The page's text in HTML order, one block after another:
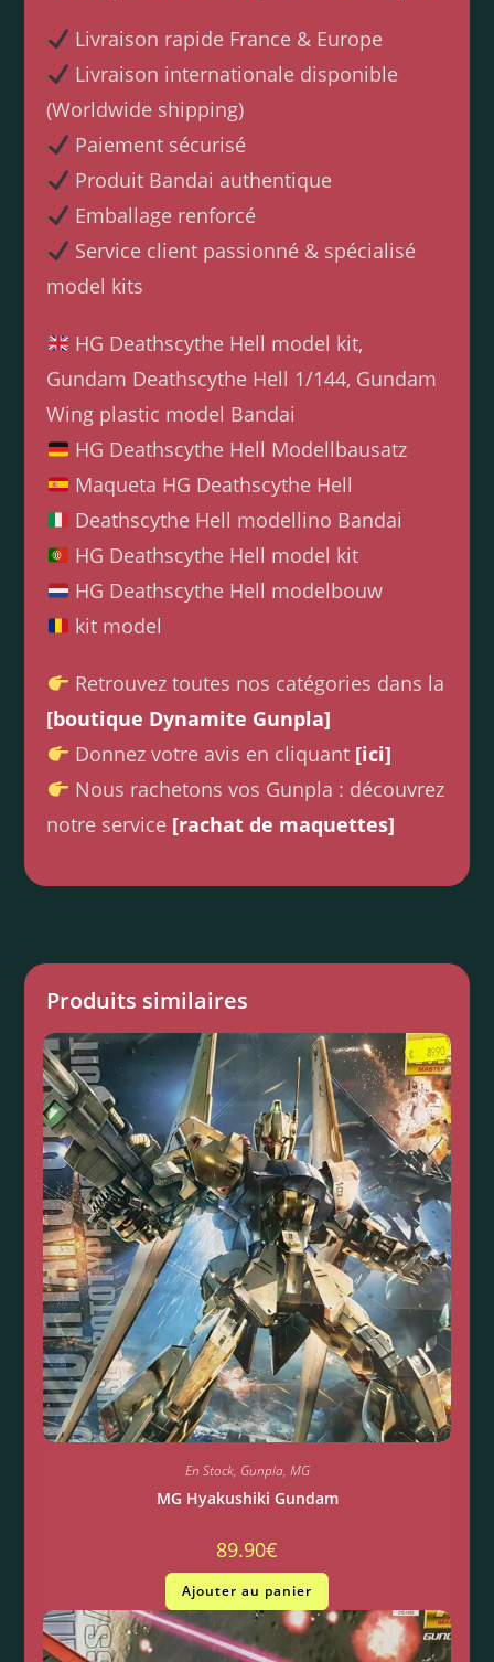
Livraison rapide France & Europe
Livraison internationale disponible
(Worldwide shipping)
Paiement sécurisé
Produit Bandai authentique
Emballage renforcé
Service client passionné & spécialisé
model kits
HG Deathscythe Hell model kit,
Gundam Deathscythe Hell 1/144, Gundam
Wing plastic model Bandai
HG Deathscythe Hell Modellbausatz
Maqueta HG Deathscythe Hell
Deathscythe Hell modellino Bandai
HG Deathscythe Hell model kit
HG Deathscythe Hell modelbouw
kit model
Retrouvez toutes nos catégories dans la
[boutique Dynamite Gunpla]
Donnez votre avis en cliquant [ici]
Nous rachetons vos Gunpla : découvrez
notre service [rachat de maquettes]
Produits similaires
En Stock, Gunpla, MG
MG Hyakushiki Gundam
89.90€
Ajouter au panier